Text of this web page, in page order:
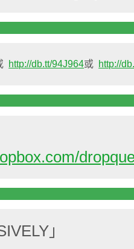
http://db.tt/94J964或 http://
」